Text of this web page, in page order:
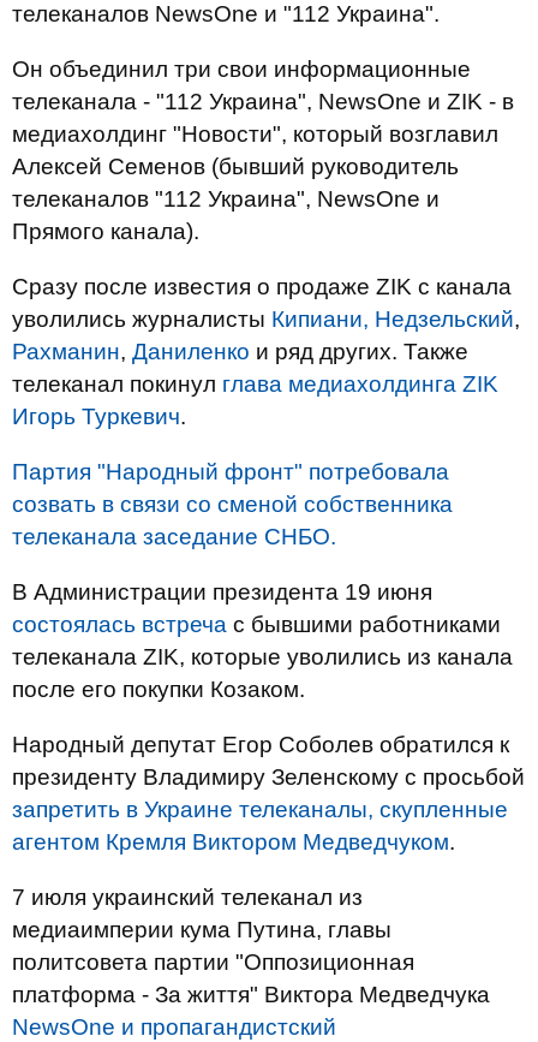
телеканалов NewsOne и "112 Украина".
Он объединил три свои информационные
телеканала - "112 Украина", NewsOne и ZIK - в
медиахолдинг "Новости", который возглавил
Алексей Семенов (бывший руководитель
телеканалов "112 Украина", NewsOne и
Прямого канала).
Сразу после известия о продаже ZIK с канала
уволились журналисты Кипиани, Недзельский,
Рахманин, Даниленко и ряд других. Также
телеканал покинул глава медиахолдинга ZIK
Игорь Туркевич.
Партия "Народный фронт" потребовала
созвать в связи со сменой собственника
телеканала заседание СНБО.
В Администрации президента 19 июня
состоялась встреча с бывшими работниками
телеканала ZIK, которые уволились из канала
после его покупки Козаком.
Народный депутат Егор Соболев обратился к
президенту Владимиру Зеленскому с просьбой
запретить в Украине телеканалы, скупленные
агентом Кремля Виктором Медведчуком.
7 июля украинский телеканал из
медиаимперии кума Путина, главы
политсовета партии "Оппозиционная
платформа - За життя" Виктора Медведчука
NewsOne и пропагандистский